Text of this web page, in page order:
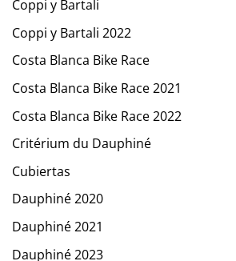
Coppi y Bartali
Coppi y Bartali 2022
Costa Blanca Bike Race
Costa Blanca Bike Race 2021
Costa Blanca Bike Race 2022
Critérium du Dauphiné
Cubiertas
Dauphiné 2020
Dauphiné 2021
Dauphiné 2023